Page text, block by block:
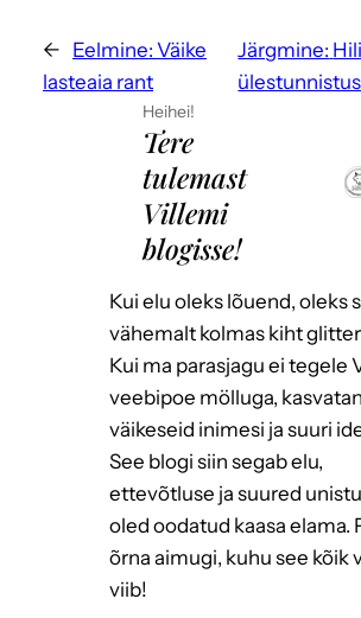
← Eelmine: Väike
lasteaia rant
Järgmine:
ülestunnistus
Heihei!
Tere
tulemast
Villemi
blogisse!
Kui elu oleks lõuend, oleks
vähemalt kolmas kiht
Kui ma parasjagu ei tegele
veebipoe mölluga, kasvatan
väikeseid inimesi ja suuri
See blogi siin segab elu,
ettevõtluse ja suured
oled oodatud kaasa elama.
õrna aimugi, kuhu see kõik
viib!